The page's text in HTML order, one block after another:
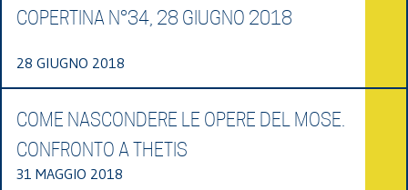
COPERTINA N°34, 28 GIUGNO 2018
28 GIUGNO 2018
COME NASCONDERE LE OPERE DEL MOSE.
CONFRONTO A THETIS
31 MAGGIO 2018